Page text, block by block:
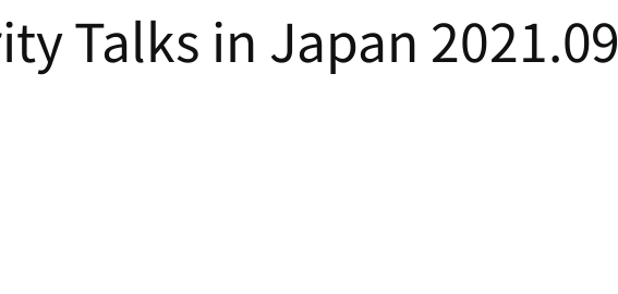
Talks in Japan 2021.09